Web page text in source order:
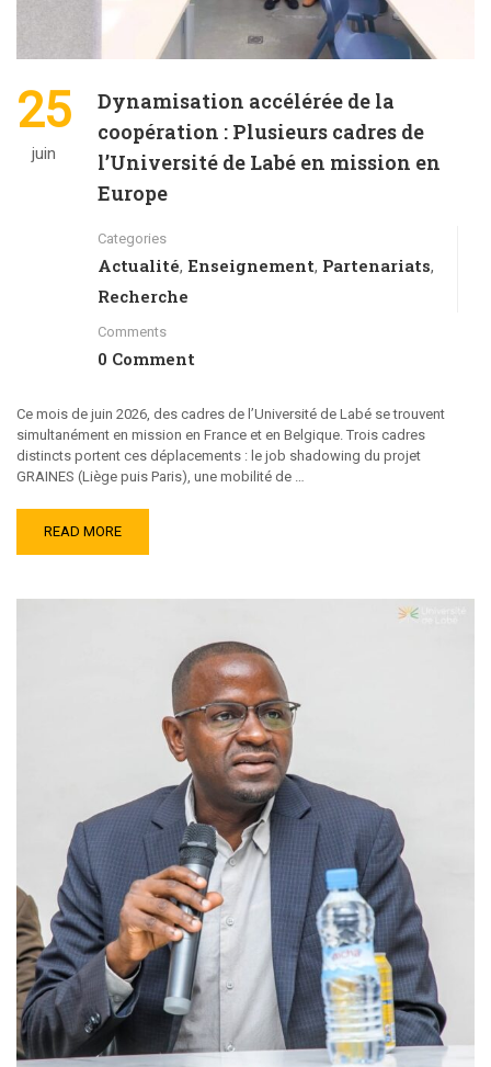
25
juin
Dynamisation accélérée de la
coopération : Plusieurs cadres de
l’Université de Labé en mission en
Europe
Categories
Actualité, Enseignement, Partenariats,
Recherche
Comments
0 Comment
Ce mois de juin 2026, des cadres de l’Université de Labé se trouvent
simultanément en mission en France et en Belgique. Trois cadres
distincts portent ces déplacements : le job shadowing du projet
GRAINES (Liège puis Paris), une mobilité de …
READ MORE